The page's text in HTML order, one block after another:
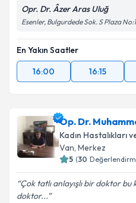
Opr. Dr. Âzer Aras Uluğ
Esenler, Bulgurdede Sok. S Plaza
En Yakın Saatler
16:00
16:15
Op. Dr.
Kadın Hastalıkları
Van, Merkez
5 (30
Çok tatlı anlayışlı bir doktor
doktor...